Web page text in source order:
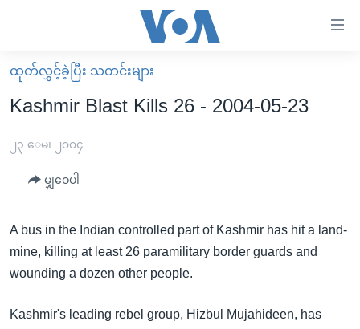
လွယ်ကူ
စေ
Link
များ
အကြောင်းအရာ
သို့
ကျော်
ရန်
မူလစာမျက်နှာ
မြန်မာ
ကမ္ဘာ့သတင်းများ
နိုင်ငံတကာ
တရုတ်
အစ္စရေး-ပါလက်စတိုင်း
ရပ်ဝန်းတခု လမ်းတခု အလွန်
အင်္ဂလိပ်စာလေ့လာမယ်
မကြေးမုံရဲ့ အင်္ဂလိပ်စာ
ရေဒီယို
ရေဒီယိုနှင့်ရုပ်သံ အချက်အလက်များ
ထုတ်လွှင့်ခဲ့ပြီး သတင်းများ
Kashmir Blast Kills 26 - 2004-05-23
၂၃ ေမ၊ ၂၀၀၄
မျှဝေပါ
A bus in the Indian controlled part of Kashmir has hit a land-
mine, killing at least 26 paramilitary border guards and
wounding a dozen other people.
Kashmir's leading rebel group, Hizbul Mujahideen, has